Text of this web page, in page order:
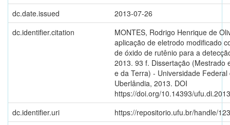
dc.date.issued
2013-07-26
dc.identifier.citation
MONTES, Rodrigo Henrique de
aplicação de eletrodo modificado
de óxido de rutênio para a
2013. 93 f. Dissertação (Mestrado
e da Terra) - Universidade
Uberlândia, 2013. DOI
https://doi.org/10.14393/
dc.identifier.uri
https://repositorio.ufu.br/handle/